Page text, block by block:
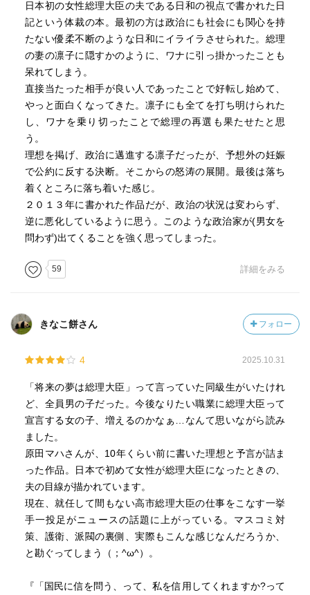
日本初の女性総理大臣の夫である日和の視点で書かれた日
記という体裁の本。最初の方は政治にも社会にも関心を持
たない優柔不断のような日和にイライラさせられた。総理
の妻の凛子に隠すかのように、ワナに引っ掛かったことも
呆れてしまう。
直接当たった相手が良い人であったことで好転し始めて、
やっと面白くなってきた。凛子にも全てを打ち明けられた
し、ワナを乗り切ったことで総理の再選も果たせたと思
う。
理想を掲げ、政治に邁進する凛子だったが、予想外の妊娠
で公約に反する決断。そこからの怒涛の展開。最後は落ち
着くところに落ち着いた感じ。
２０１３年に書かれた作品だが、政治の状況は変わらず、
逆に悪化しているように思う。このような政治家が(男女を
問わず)出てくることを強く思ってしまった。
59 詳細をみる
きなこ餅さん フォロー
4 2025.10.31
「将来の夢は総理大臣」って言っていた同級生がいたけれ
ど、全員男の子だった。今後なりたい職業に総理大臣って
宣言する女の子、増えるのかなぁ…なんて思いながら読み
ました。
原田マハさんが、10年くらい前に書いた理想と予言が詰ま
った作品。日本で初めて女性が総理大臣になったときの、
夫の目線が描かれています。
現在、就任して間もない高市総理大臣の仕事をこなす一挙
手一投足がニュースの話題に上がっている。マスコミ対
策、護衛、派閥の裏側、実際もこんな感じなんだろうか、
と勘ぐってしまう（；^ω^）。
『「国民に信を問う、って、私を信用してくれますか?って